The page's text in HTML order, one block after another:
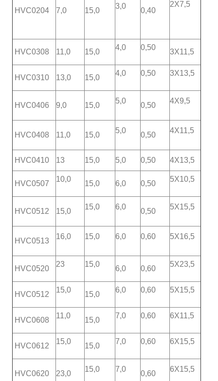
HVC0204 7,0 15,0
3,0
0,40
2X7,5
HVC0308 11,0 15,0
4,0 0,50
3X11,5
HVC0310 13,0 15,0
4,0 0,50 3X13,5
HVC0406 9,0 15,0
5,0
0,50
4X9,5
HVC0408 11,0 15,0
5,0
0,50
4X11,5
HVC0410 13 15,0 5,0 0,50 4X13,5
HVC0507
10,0
15,0 6,0 0,50
5X10,5
HVC0512 15,0
15,0 6,0
0,50
5X15,5
HVC0513
16,0 15,0 6,0 0,60 5X16,5
HVC0520
23 15,0
6,0 0,60
5X23,5
HVC0512
15,0
15,0
6,0 0,60 5X15,5
HVC0608
11,0
15,0
7,0 0,60 6X11,5
HVC0612
15,0
15,0
7,0 0,60 6X15,5
HVC0620 23,0
15,0 7,0
0,60
6X15,5